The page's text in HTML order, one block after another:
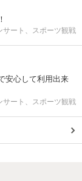
サート、スポーツ観戦
安心して利用出来
サート、スポーツ観戦